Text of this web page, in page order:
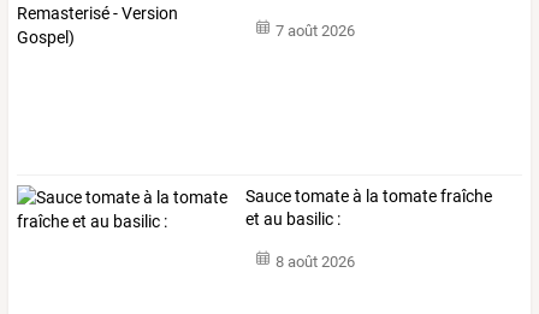
7 août 2026
Sauce tomate à la tomate fraîche
et au basilic :
8 août 2026